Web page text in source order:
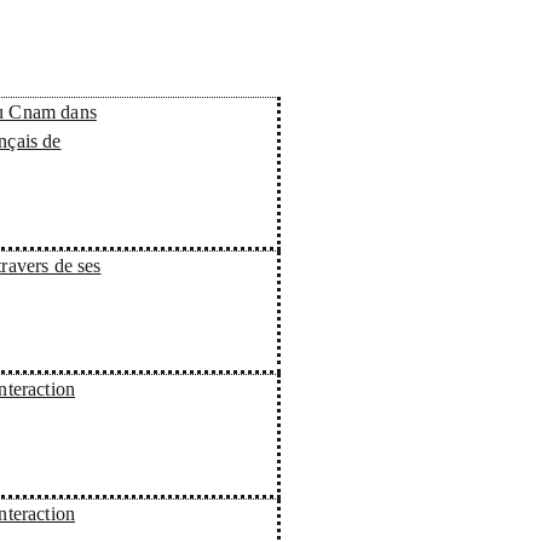
Cnam dans
de
de ses